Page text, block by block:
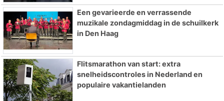
Een gevarieerde en verrassende
muzikale zondagmiddag in de schuilkerk
in Den Haag
Flitsmarathon van start: extra
snelheidscontroles in Nederland en
populaire vakantielanden